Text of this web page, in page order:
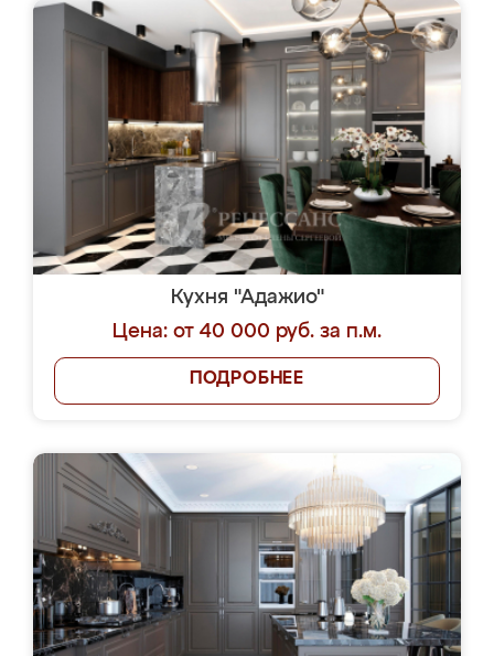
Кухня "Адажио"
Цена: от 40 000 руб. за п.м.
ПОДРОБНЕЕ